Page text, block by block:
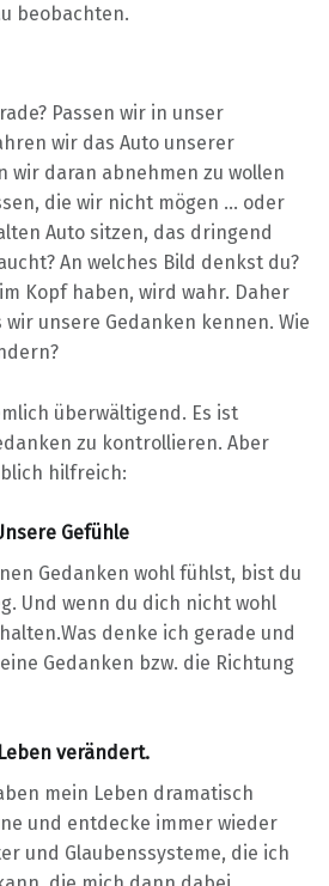
beobachten.
Passen wir in unser
wir das Auto unserer
wir daran abnehmen zu wollen
die wir nicht mögen … oder
Auto sitzen, das dringend
An welches Bild denkst du?
Kopf haben, wird wahr. Daher
unsere Gedanken kennen. Wie
überwältigend. Es ist
zu kontrollieren. Aber
hilfreich:
Gefühle
Gedanken wohl fühlst, bist du
Und wenn du dich nicht wohl
denke ich gerade und
Gedanken bzw. die Richtung
verändert.
mein Leben dramatisch
und entdecke immer wieder
und Glaubenssysteme, die ich